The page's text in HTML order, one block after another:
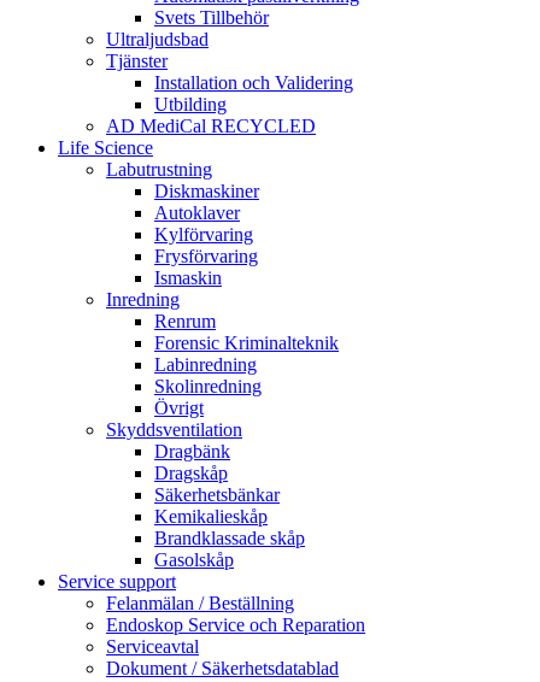
Svets Tillbehör
Ultraljudsbad
Tjänster
Installation och Validering
Utbilding
AD MediCal RECYCLED
Life Science
Labutrustning
Diskmaskiner
Autoklaver
Kylförvaring
Frysförvaring
Ismaskin
Inredning
Renrum
Forensic Kriminalteknik
Labinredning
Skolinredning
Övrigt
Skyddsventilation
Dragbänk
Dragskåp
Säkerhetsbänkar
Kemikalieskåp
Brandklassade skåp
Gasolskåp
Service support
Felanmälan / Beställning
Endoskop Service och Reparation
Serviceavtal
Dokument / Säkerhetsdatablad